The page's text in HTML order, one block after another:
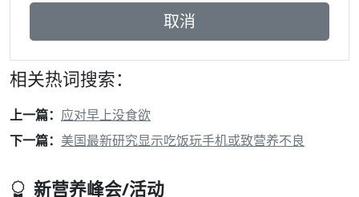
相关热词搜索：
上一篇： 应对早上没食欲
下一篇： 美国最新研究显示吃饭玩手机或致营养不良
新营养峰会/活动